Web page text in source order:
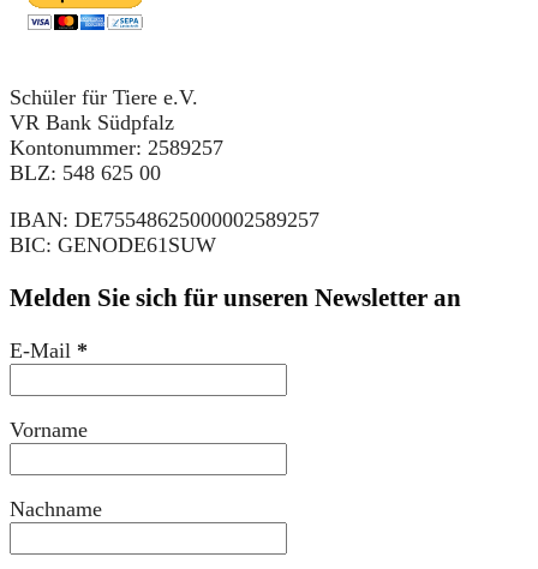
Schüler für Tiere e.V.
VR Bank Südpfalz
Kontonummer: 2589257
BLZ: 548 625 00
IBAN: DE75548625000002589257
BIC: GENODE61SUW
Melden Sie sich für unseren Newsletter an
E-Mail *
Vorname
Nachname